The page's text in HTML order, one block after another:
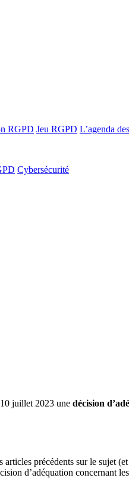
RGPD Jeu RGPD L’agenda
Cybersécurité
juillet 2023 une décision
précédents sur le sujet
d’adéquation concernant les